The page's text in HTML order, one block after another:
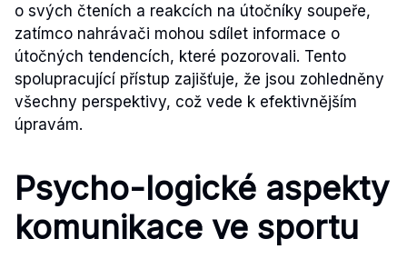
o svých čteních a reakcích na útočníky soupeře,
zatímco nahrávači mohou sdílet informace o
útočných tendencích, které pozorovali. Tento
spolupracující přístup zajišťuje, že jsou zohledněny
všechny perspektivy, což vede k efektivnějším
úpravám.
Psycho-logické aspekty
komunikace ve sportu